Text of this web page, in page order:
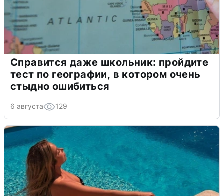
Справится даже школьник: пройдите
тест по географии, в котором очень
стыдно ошибиться
6 августа 129